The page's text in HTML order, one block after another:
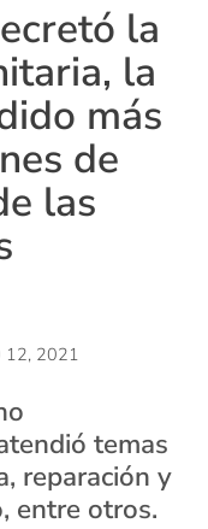
la
la
más
de
las
12, 2021
temas
reparación y
entre otros.